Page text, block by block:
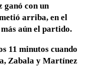
ganó con un
arriba, en el
aún el partido.
11 minutos cuando
Zabala y Martínez